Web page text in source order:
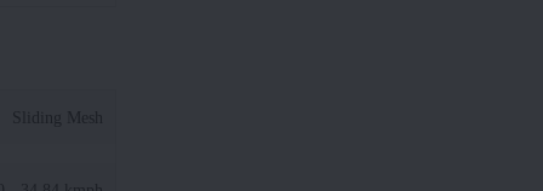
Sliding Mesh